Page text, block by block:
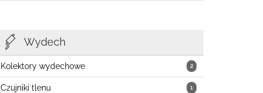
Wydech
2
Kolektory wydechowe
1
Czujniki tlenu